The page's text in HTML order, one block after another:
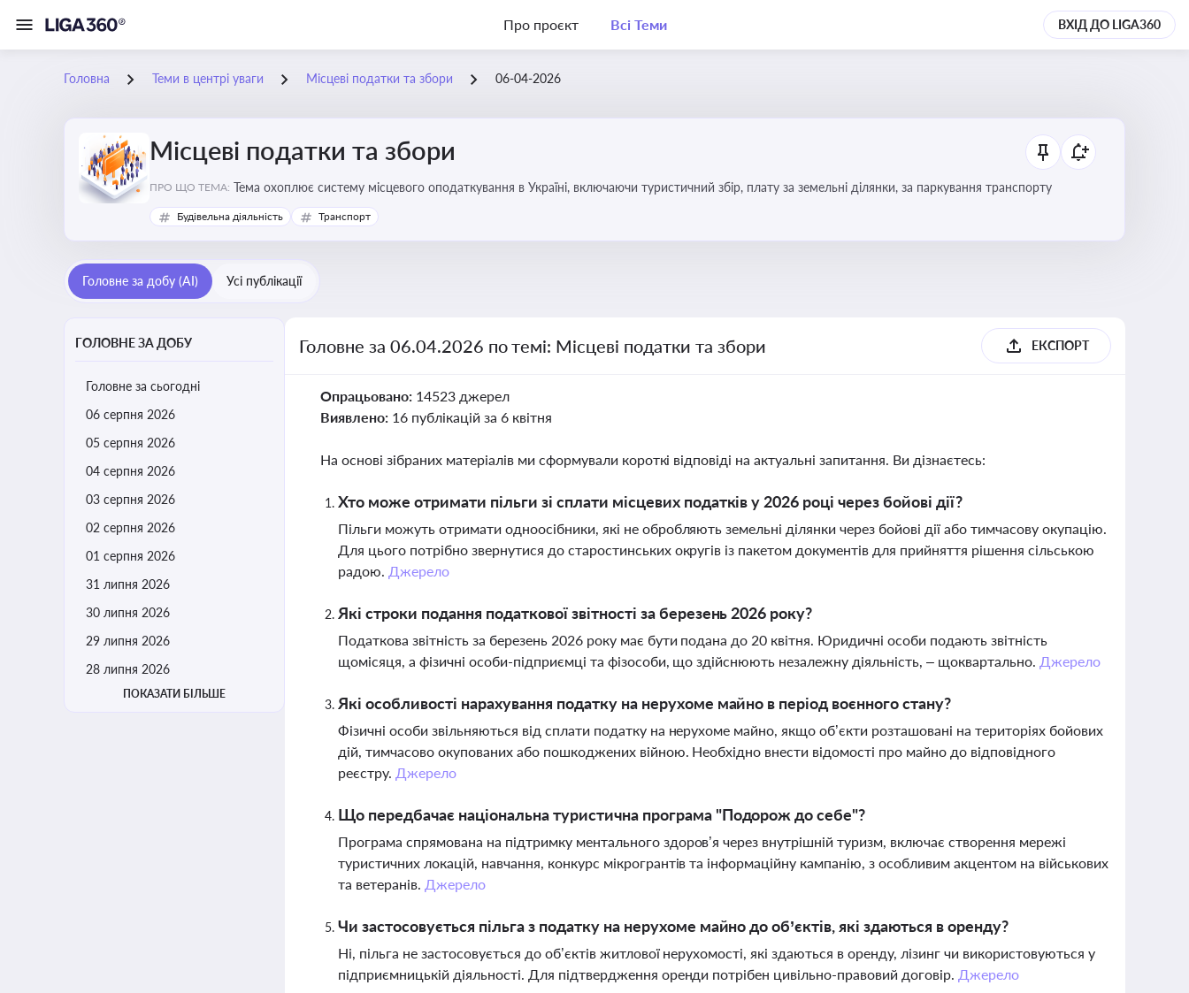
Про проєкт Всі Теми ВХІД ДО LIGA360
Головна Теми в центрі уваги Місцеві податки та збори 06-04-2026
Місцеві податки та збори
ПРО ЩО ТЕМА: Тема охоплює систему місцевого оподаткування в Україні, включаючи туристичний збір, плату за земельні ділянки, за паркування транспорту
Будівельна діяльність Транспорт
Головне за добу (AI) Усі публікації
ГОЛОВНЕ ЗА ДОБУ
Головне за сьогодні
06 серпня 2026
05 серпня 2026
04 серпня 2026
03 серпня 2026
02 серпня 2026
01 серпня 2026
31 липня 2026
30 липня 2026
29 липня 2026
28 липня 2026
ПОКАЗАТИ БІЛЬШЕ
Головне за 06.04.2026 по темі: Місцеві податки та збори ЕКСПОРТ
Опрацьовано: 14523 джерел
Виявлено: 16 публікацій за 6 квітня
На основі зібраних матеріалів ми сформували короткі відповіді на актуальні запитання. Ви дізнаєтесь:
Хто може отримати пільги зі сплати місцевих податків у 2026 році через бойові дії?
Пільги можуть отримати одноосібники, які не обробляють земельні ділянки через бойові дії або тимчасову окупацію.
Для цього потрібно звернутися до старостинських округів із пакетом документів для прийняття рішення сільською
радою. Джерело
Які строки подання податкової звітності за березень 2026 року?
Податкова звітність за березень 2026 року має бути подана до 20 квітня. Юридичні особи подають звітність
щомісяця, а фізичні особи-підприємці та фізособи, що здійснюють незалежну діяльність, – щоквартально. Джерело
Які особливості нарахування податку на нерухоме майно в період воєнного стану?
Фізичні особи звільняються від сплати податку на нерухоме майно, якщо об’єкти розташовані на територіях бойових
дій, тимчасово окупованих або пошкоджених війною. Необхідно внести відомості про майно до відповідного
реєстру. Джерело
Що передбачає національна туристична програма "Подорож до себе"?
Програма спрямована на підтримку ментального здоров’я через внутрішній туризм, включає створення мережі
туристичних локацій, навчання, конкурс мікрогрантів та інформаційну кампанію, з особливим акцентом на військових
та ветеранів. Джерело
Чи застосовується пільга з податку на нерухоме майно до об’єктів, які здаються в оренду?
Ні, пільга не застосовується до об’єктів житлової нерухомості, які здаються в оренду, лізинг чи використовуються у
підприємницькій діяльності. Для підтвердження оренди потрібен цивільно-правовий договір. Джерело